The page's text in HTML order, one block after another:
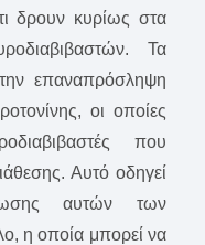
δρουν κυρίως στα
Τα
επαναπρόσληψη
οι οποίες
που
Αυτό οδηγεί
αυτών των
η οποία μπορεί να